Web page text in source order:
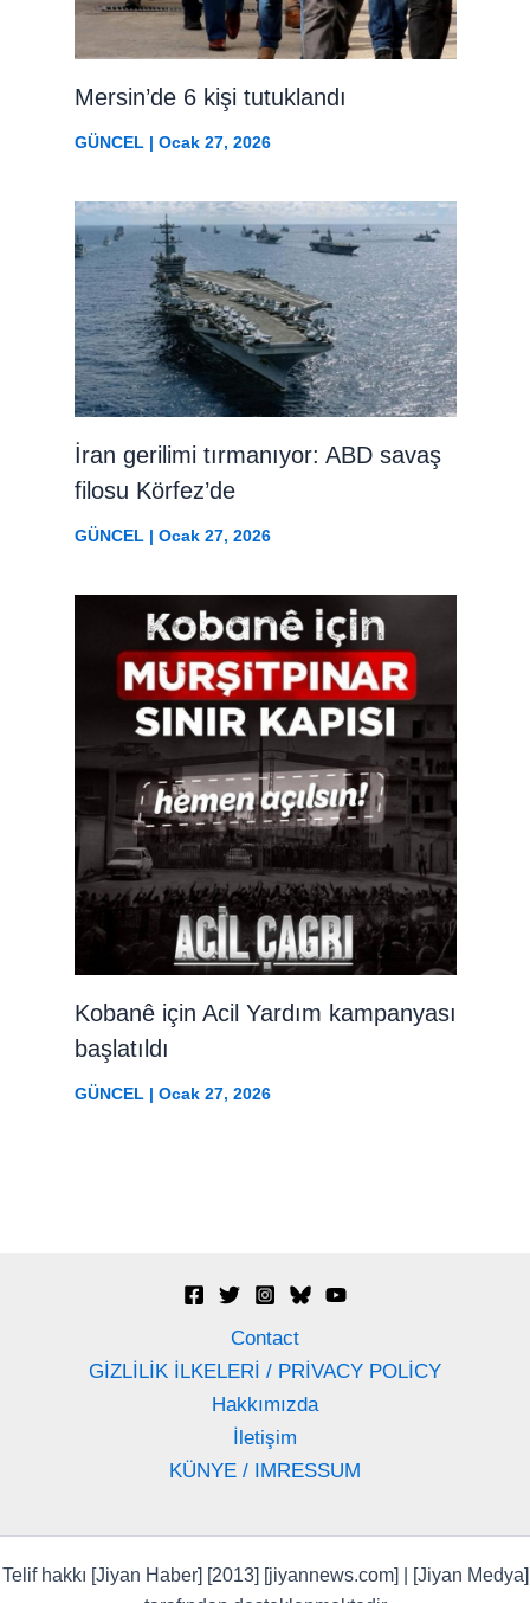
Mersin’de 6 kişi tutuklandı
GÜNCEL| Ocak 27, 2026
İran gerilimi tırmanıyor: ABD savaş
filosu Körfez’de
GÜNCEL | Ocak 27, 2026
Kobanê için Acil Yardım kampanyası
başlatıldı
GÜNCEL | Ocak 27, 2026
Contact
GİZLİLİK İLKELERİ / PRİVACY POLİCY
Hakkımızda
İletişim
KÜNYE / IMRESSUM
Telif hakkı [Jiyan Haber] [2013] [jiyannews.com] | [Jiyan Medya]